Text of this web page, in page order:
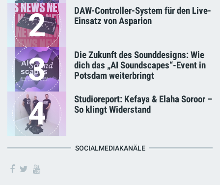
2
DAW-Controller-System für den Live-
Einsatz von Asparion
3
Die Zukunft des Sounddesigns: Wie
dich das „AI Soundscapes“-Event in
Potsdam weiterbringt
4
Studioreport: Kefaya & Elaha Soroor –
So klingt Widerstand
SOCIALMEDIAKANÄLE